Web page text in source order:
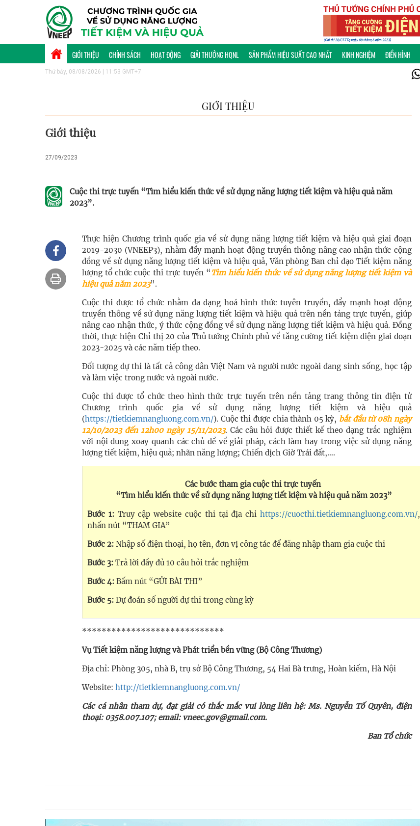
GIỚI THIỆU CHÍNH SÁCH HOẠT ĐỘNG GIẢI THƯỞNG HQNL SẢN PHẨM HIỆU SUẤT CAO NHẤT KINH NGHIỆM ĐIỂN HÌNH
Thứ bảy, 08/08/2026 | 11:53 GMT+7
GIỚI THIỆU
Giới thiệu
27/09/2023
Cuộc thi trực tuyến “Tìm hiểu kiến thức về sử dụng năng lượng tiết kiệm và hiệu quả năm
2023”.
Thực hiện Chương trình quốc gia về sử dụng năng lượng tiết kiệm và hiệu quả giai đoạn
2019-2030 (VNEEP3), nhằm đẩy mạnh hoạt động truyền thông nâng cao nhận thức cộng
đồng về sử dụng năng lượng tiết kiệm và hiệu quả, Văn phòng Ban chỉ đạo Tiết kiệm năng
lượng tổ chức cuộc thi trực tuyến “ Tìm hiểu kiến thức về sử dụng năng lượng tiết kiệm và
hiệu quả năm 2023”.
Cuộc thi được tổ chức nhằm đa dạng hoá hình thức tuyên truyền, đẩy mạnh hoạt động
truyền thông về sử dụng năng lượng tiết kiệm và hiệu quả trên nền tảng trực tuyến, giúp
nâng cao nhận thức, ý thức cộng đồng về sử dụng năng lượng tiết kiệm và hiệu quả. Đồng
thời, thực hiện Chỉ thị 20 của Thủ tướng Chính phủ về tăng cường tiết kiệm điện giai đoạn
2023-2025 và các năm tiếp theo.
Đối tượng dự thi là tất cả công dân Việt Nam và người nước ngoài đang sinh sống, học tập
và làm việc trong nước và ngoài nước.
Cuộc thi được tổ chức theo hình thức trực tuyến trên nền tảng trang thông tin điện tử
Chương trình quốc gia về sử dụng năng lượng tiết kiệm và hiệu quả
(https://tietkiemnangluong.com.vn/). Cuộc thi được chia thành 05 kỳ, bắt đầu từ 08h ngày
12/10/2023 đến 12h00 ngày 15/11/2023. Các câu hỏi được thiết kế theo dạng trắc nghiệm
với nội dung xoay quanh các chủ đề về giải pháp, cách làm hay trong việc sử dụng năng
lượng tiết kiệm, hiệu quả; nhãn năng lượng; Chiến dịch Giờ Trái đất,….
Các bước tham gia cuộc thi trực tuyến
“Tìm hiểu kiến thức về sử dụng năng lượng tiết kiệm và hiệu quả năm 2023”
Bước 1:Truy cập website cuộc thi tại địa chỉhttps://cuocthi.tietkiemnangluong.com.vn/,
nhấn nút “THAM GIA”
Bước 2: Nhập số điện thoại, họ tên, đơn vị công tác để đăng nhập tham gia cuộc thi
Bước 3: Trả lời đầy đủ 10 câu hỏi trắc nghiệm
Bước 4: Bấm nút “GỬI BÀI THI”
Bước 5: Dự đoán số người dự thi trong cùng kỳ
*****************************
Vụ Tiết kiệm năng lượng và Phát triển bền vững (Bộ Công Thương)
Địa chỉ: Phòng 305, nhà B, trụ sở Bộ Công Thương, 54 Hai Bà trưng, Hoàn kiếm, Hà Nội
Website: http://tietkiemnangluong.com.vn/
​Các cá nhân tham dự, đạt giải có thắc mắc vui lòng liên hệ: Ms. Nguyễn Tố Quyên, điện
thoại: 0358.007.107; email: vneec.gov@gmail.com.
Ban Tổ chức